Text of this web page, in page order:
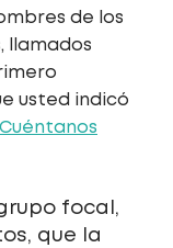
de los
llamados
usted indicó
Cuéntanos
focal,
que la